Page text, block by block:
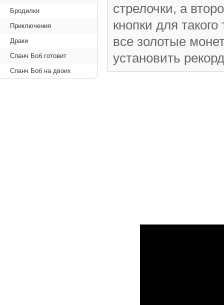
стрелочки, а
кнопки для
все золотые
установить
Бродилки
Приключения
Драки
Спанч Боб готовит
Спанч Боб на двоих